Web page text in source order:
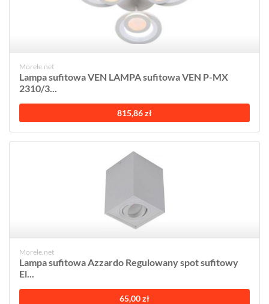
Morele.net
Lampa sufitowa VEN LAMPA sufitowa VEN P-MX
2310/3...
815,86 zł
Morele.net
Lampa sufitowa Azzardo Regulowany spot sufitowy
El...
65,00 zł